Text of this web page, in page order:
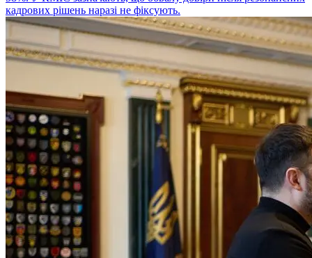
кадрових рішень наразі не фіксують.